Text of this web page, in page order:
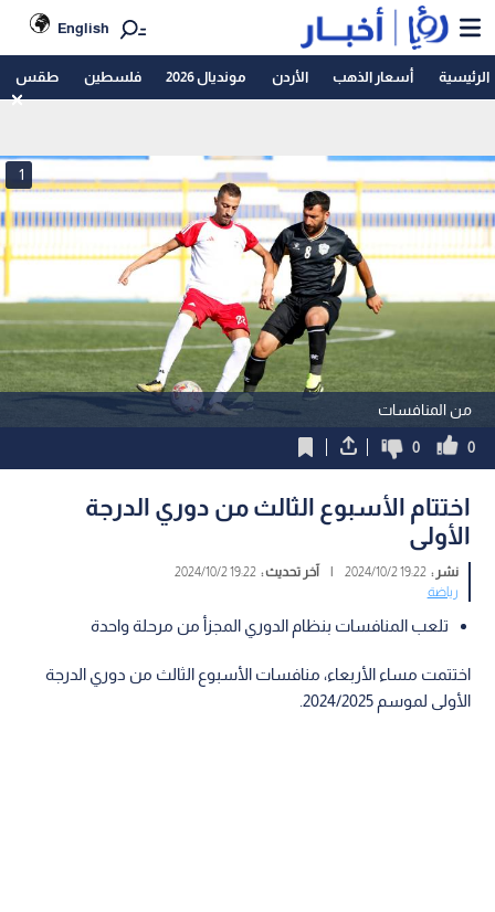
English
الرئيسية أسعار الذهب الأردن مونديال 2026 فلسطين طقس
من المنافسات
1
0
0
اختتام الأسبوع الثالث من دوري الدرجة
الأولى
نشر :19:22 2024/10/2
| آخر تحديث :19:22 2024/10/2
رياضة
تلعب المنافسات بنظام الدوري المجزأ من مرحلة واحدة
اختتمت مساء الأربعاء، منافسات الأسبوع الثالث من دوري الدرجة
الأولى لموسم 2024/2025.